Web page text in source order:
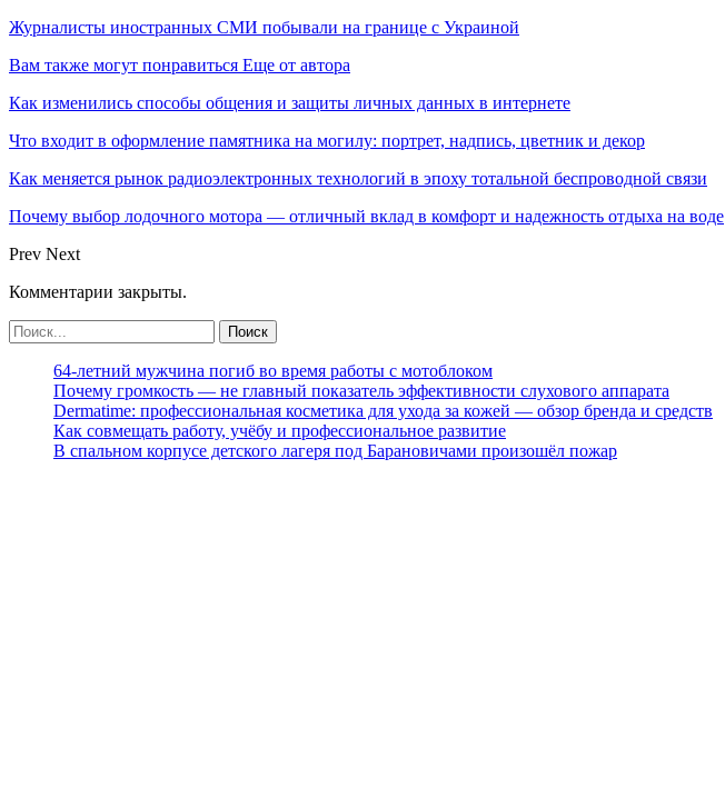
Журналисты иностранных СМИ побывали на границе с Украиной
Вам также могут понравиться Еще от автора
Как изменились способы общения и защиты личных данных в интернете
Что входит в оформление памятника на могилу: портрет, надпись, цветник и декор
Как меняется рынок радиоэлектронных технологий в эпоху тотальной беспроводной связи
Почему выбор лодочного мотора — отличный вклад в комфорт и надежность отдыха на воде
Prev Next
Комментарии закрыты.
64-летний мужчина погиб во время работы с мотоблоком
Почему громкость — не главный показатель эффективности слухового аппарата
Dermatime: профессиональная косметика для ухода за кожей — обзор бренда и средств
Как совмещать работу, учёбу и профессиональное развитие
В спальном корпусе детского лагеря под Барановичами произошёл пожар